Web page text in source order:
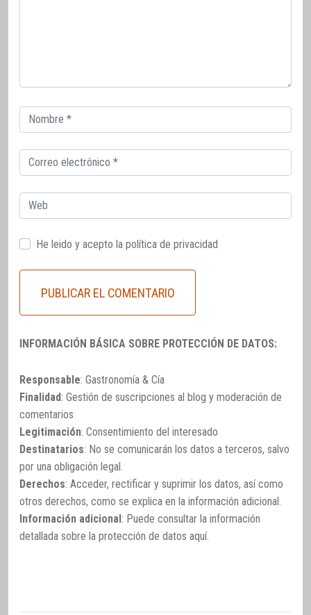
Correo
electrónico
Correo
electrónico
Web
He leido y acepto la política de privacidad
INFORMACIÓN BÁSICA SOBRE PROTECCIÓN DE DATOS:
Responsable: Gastronomía & Cía
Finalidad: Gestión de suscripciones al blog y moderación de
comentarios
Legitimación: Consentimiento del interesado
Destinatarios: No se comunicarán los datos a terceros, salvo
por una obligación legal.
Derechos: Acceder, rectificar y suprimir los datos, así como
otros derechos, como se explica en la información adicional.
Información adicional: Puede consultar la información
detallada sobre la protección de datos aquí.